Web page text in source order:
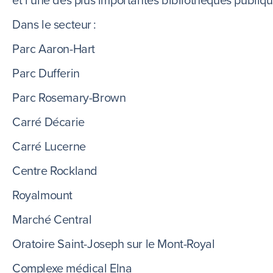
Dans le secteur :
Parc Aaron-Hart
Parc Dufferin
Parc Rosemary-Brown
Carré Décarie
Carré Lucerne
Centre Rockland
Royalmount
Marché Central
Oratoire Saint-Joseph sur le Mont-Royal
Complexe médical Elna